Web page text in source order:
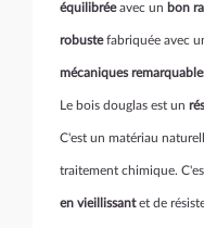
équilibréeavec un bon
robustefabriquée avec
mécaniques
Le bois douglas est un
C'est un matériau
traitement chimique.
en vieillissantet de